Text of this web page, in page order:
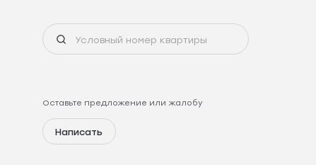
Оставьте предложение или жалобу
Написать